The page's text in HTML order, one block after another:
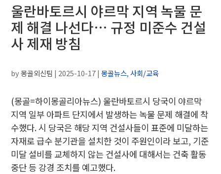
울란바토르시 야르막 지역 녹물 문
제 해결 나선다… 규정 미준수 건설
사 제재 방침
by몽골외신팀 | 2025-10-17|몽골뉴스,사회/교육
(몽골=하이몽골리아뉴스) 울란바토르시 당국이 야르막
지역 일부 아파트 단지에서 발생하는 녹물 문제 해결에 착
수했다. 시 당국은 해당 지역 건설사들이 표준에 미달하는
자재로 급수 분기관을 설치한 것이 주원인이라 보고, 기준
미달 설비를 교체하지 않는 건설사에 대해서는 건축 활동
중단 등 강경 조치를 예고했다.